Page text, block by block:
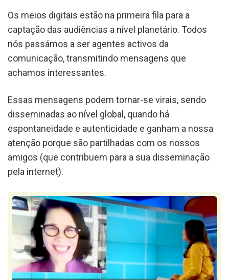
Os meios digitais estão na primeira fila para a
captação das audiências a nível planetário. Todos
nós passámos a ser agentes activos da
comunicação, transmitindo mensagens que
achamos interessantes.
Essas mensagens podem tornar-se virais, sendo
disseminadas ao nível global, quando há
espontaneidade e autenticidade e ganham a nossa
atenção porque são partilhadas com os nossos
amigos (que contribuem para a sua disseminação
pela internet).